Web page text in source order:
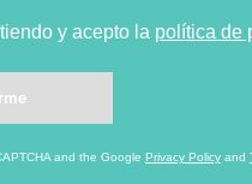
y acepto la política de
and the Google Privacy Policy and